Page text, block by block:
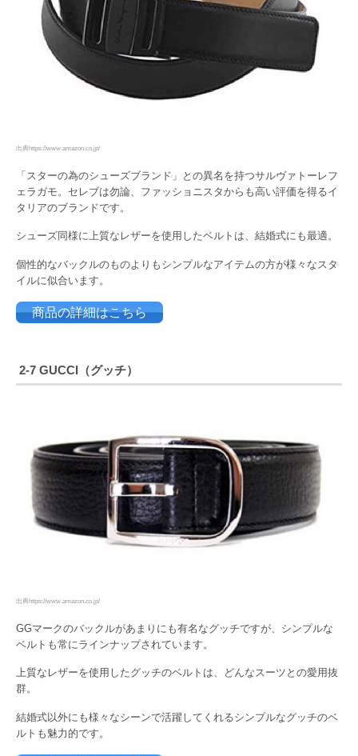
出典https://www.amazon.co.jp/
「スターの為のシューズブランド」との異名を持つサルヴァトーレフ
ェラガモ。セレブは勿論、ファッショニスタからも高い評価を得るイ
タリアのブランドです。
シューズ同様に上質なレザーを使用したベルトは、結婚式にも最適。
個性的なバックルのものよりもシンプルなアイテムの方が様々なスタ
イルに似合います。
商品の詳細はこちら
2-7 GUCCI（グッチ）
出典https://www.amazon.co.jp/
GGマークのバックルがあまりにも有名なグッチですが、シンプルな
ベルトも常にラインナップされています。
上質なレザーを使用したグッチのベルトは、どんなスーツとの愛用抜
群。
結婚式以外にも様々なシーンで活躍してくれるシンプルなグッチのベ
ルトも魅力的です。